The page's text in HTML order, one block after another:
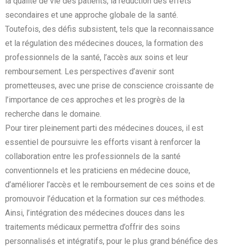
secondaires et une approche globale de la santé.
Toutefois, des défis subsistent, tels que la reconnaissance
et la régulation des médecines douces, la formation des
professionnels de la santé, l’accès aux soins et leur
remboursement. Les perspectives d’avenir sont
prometteuses, avec une prise de conscience croissante de
l’importance de ces approches et les progrès de la
recherche dans le domaine.
Pour tirer pleinement parti des médecines douces, il est
essentiel de poursuivre les efforts visant à renforcer la
collaboration entre les professionnels de la santé
conventionnels et les praticiens en médecine douce,
d’améliorer l’accès et le remboursement de ces soins et de
promouvoir l’éducation et la formation sur ces méthodes.
Ainsi, l’intégration des médecines douces dans les
traitements médicaux permettra d’offrir des soins
personnalisés et intégratifs, pour le plus grand bénéfice des